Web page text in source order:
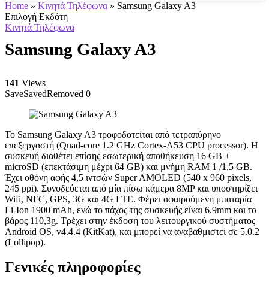
Home » Κινητά Τηλέφωνα » Samsung Galaxy A3
Επιλογή Εκδότη
Κινητά Τηλέφωνα
Samsung Galaxy A3
141 Views
SaveSavedRemoved 0
Το Samsung Galaxy A3 τροφοδοτείται από τετραπύρηνο
επεξεργαστή (Quad-core 1.2 GHz Cortex-A53 CPU processor). Η
συσκευή διαθέτει επίσης εσωτερική αποθήκευση 16 GB +
microSD (επεκτάσιμη μέχρι 64 GB) και μνήμη RAM 1 /1,5 GB.
Έχει οθόνη αφής 4,5 ιντσών Super AMOLED (540 x 960 pixels,
245 ppi). Συνοδεύεται από μία πίσω κάμερα 8MP και υποστηρίζει
Wifi, NFC, GPS, 3G και 4G LTE. Φέρει αφαιρούμενη μπαταρία
Li-Ion 1900 mAh, ενώ το πάχος της συσκευής είναι 6,9mm και το
βάρος 110,3g. Τρέχει στην έκδοση του λειτουργικού συστήματος
Android OS, v4.4.4 (KitKat), και μπορεί να αναβαθμιστεί σε 5.0.2
(Lollipop).
Γενικές πληροφορίες